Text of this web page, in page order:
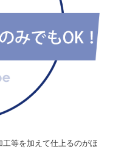
等を加えて仕上るのがほ